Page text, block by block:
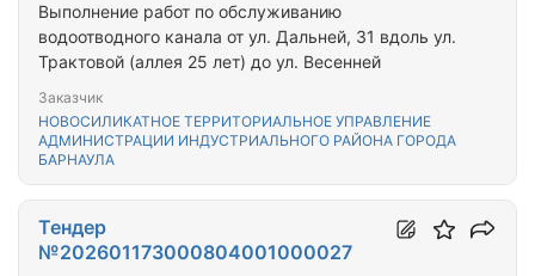
Выполнение работ по обслуживанию
водоотводного канала от ул. Дальней, 31 вдоль ул.
Трактовой (аллея 25 лет) до ул. Весенней
Заказчик
НОВОСИЛИКАТНОЕ ТЕРРИТОРИАЛЬНОЕ УПРАВЛЕНИЕ
АДМИНИСТРАЦИИ ИНДУСТРИАЛЬНОГО РАЙОНА ГОРОДА
БАРНАУЛА
Тендер
№202601173000804001000027